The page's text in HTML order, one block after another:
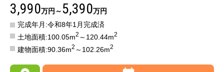
3,990万円～5,390万円
完成年月:令和8年1月完成済
土地面積:100.05m2 ～120.44m2
建物面積:90.36m2 ～102.26m2